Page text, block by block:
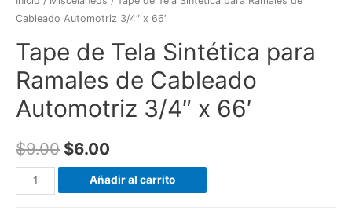
Cableado Automotriz 3/4″ x 66′
Tape de Tela Sintética para
Ramales de Cableado
Automotriz 3/4″ x 66′
$9.00 $6.00
Tape
de
Añadir al carrito